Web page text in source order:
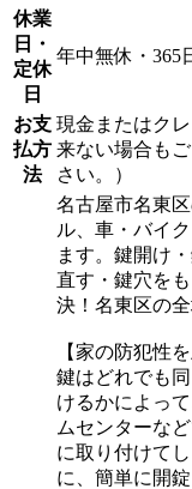
休業
日・
定休
日
年中無休・365
お支
払方
法
現金またはク
来ない場合も
さい。）
名古屋市名東
ル、車・バイ
ます。鍵開け
直す・鍵穴を
決！名東区の
【家の防犯性
鍵はどれでも
けるかによっ
ムセンターな
に取り付けて
に、簡単に開